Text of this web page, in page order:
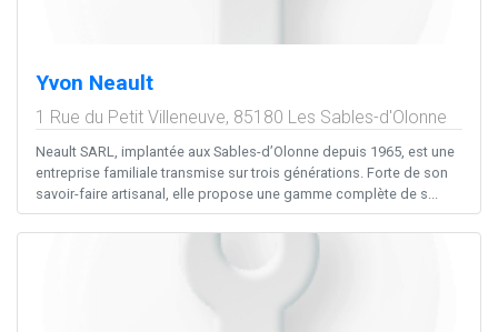
Yvon Neault
1 Rue du Petit Villeneuve, 85180 Les Sables-d'Olonne
Neault SARL, implantée aux Sables-d’Olonne depuis 1965, est une
entreprise familiale transmise sur trois générations. Forte de son
savoir-faire artisanal, elle propose une gamme complète de s...